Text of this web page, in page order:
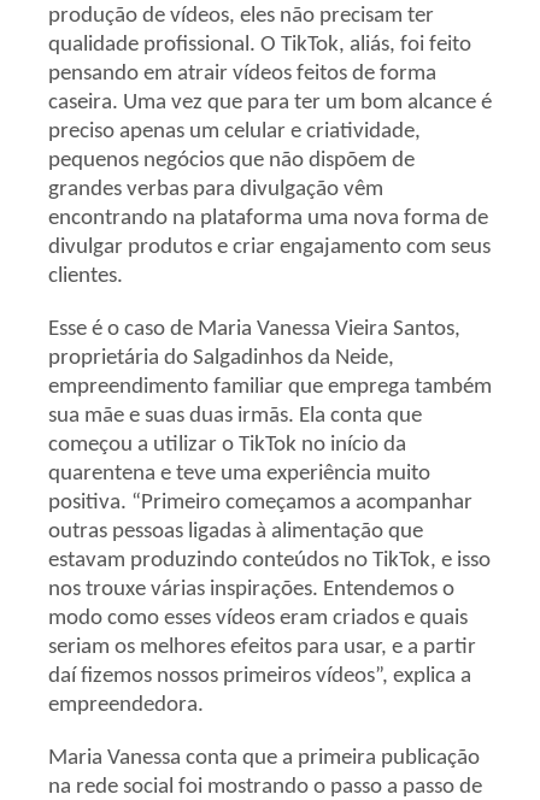
produção de vídeos, eles não precisam ter
qualidade profissional. O TikTok, aliás, foi feito
pensando em atrair vídeos feitos de forma
caseira. Uma vez que para ter um bom alcance é
preciso apenas um celular e criatividade,
pequenos negócios que não dispõem de
grandes verbas para divulgação vêm
encontrando na plataforma uma nova forma de
divulgar produtos e criar engajamento com seus
clientes.
Esse é o caso de Maria Vanessa Vieira Santos,
proprietária do Salgadinhos da Neide,
empreendimento familiar que emprega também
sua mãe e suas duas irmãs. Ela conta que
começou a utilizar o TikTok no início da
quarentena e teve uma experiência muito
positiva. “Primeiro começamos a acompanhar
outras pessoas ligadas à alimentação que
estavam produzindo conteúdos no TikTok, e isso
nos trouxe várias inspirações. Entendemos o
modo como esses vídeos eram criados e quais
seriam os melhores efeitos para usar, e a partir
daí fizemos nossos primeiros vídeos”, explica a
empreendedora.
Maria Vanessa conta que a primeira publicação
na rede social foi mostrando o passo a passo de